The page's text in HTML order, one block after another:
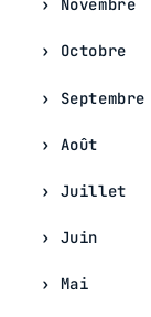
Novembre
Octobre
Septembre
Août
Juillet
Juin
Mai